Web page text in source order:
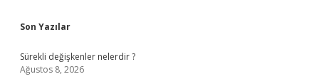
Sidebar
Son Yazılar
Sürekli değişkenler nelerdir ?
Ağustos 8, 2026